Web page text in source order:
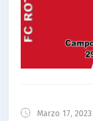
Marzo 17, 2023